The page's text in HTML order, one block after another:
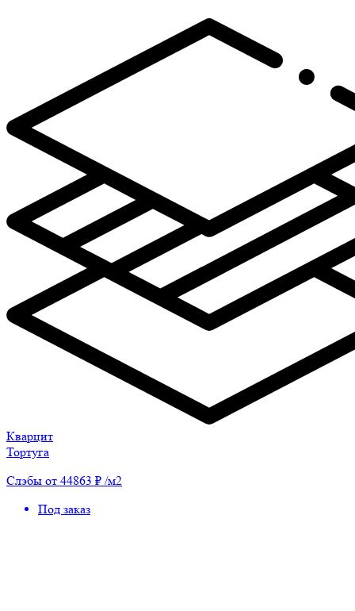
Кварцит
Тортуга
Слэбы от 44863 ₽ /м2
Под заказ